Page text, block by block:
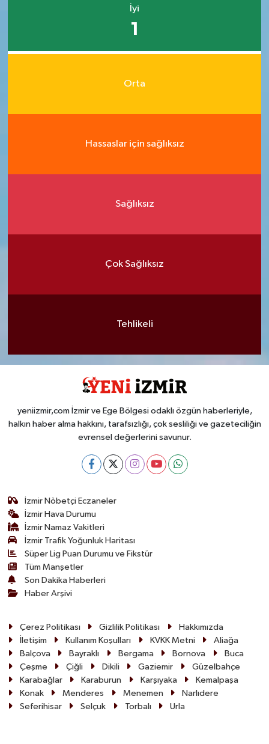
İyi
1
Orta
Hassaslar için sağlıksız
Sağlıksız
Çok Sağlıksız
Tehlikeli
yeniizmir,com İzmir ve Ege Bölgesi odaklı özgün haberleriyle,
halkın haber alma hakkını, tarafsızlığı, çok sesliliği ve gazeteciliğin
evrensel değerlerini savunur.
İzmir Nöbetçi Eczaneler
İzmir Hava Durumu
İzmir Namaz Vakitleri
İzmir Trafik Yoğunluk Haritası
Süper Lig Puan Durumu ve Fikstür
Tüm Manşetler
Son Dakika Haberleri
Haber Arşivi
Çerez Politikası Gizlilik Politikası
Hakkımızda
İletişim
Kullanım Koşulları KVKK Metni
Aliağa
Balçova
Bayraklı Bergama Bornova
Buca
Çeşme
Çiğli Dikili Gaziemir
Güzelbahçe
Karabağlar
Karaburun Karşıyaka
Kemalpaşa
Konak
Menderes Menemen
Narlıdere
Seferihisar
Selçuk Torbalı Urla